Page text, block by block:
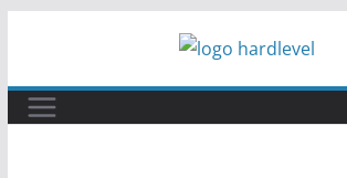
o
conteúdo